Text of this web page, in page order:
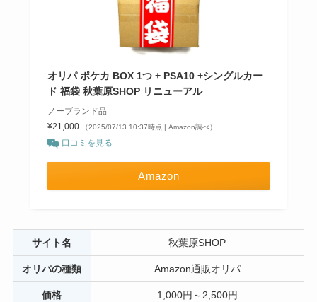
オリパ ポケカ BOX 1つ + PSA10 +シングルカー
ド 福袋 秋葉原SHOP リニューアル
ノーブランド品
¥21,000
（2025/07/13 10:37時点 | Amazon調べ）
口コミを見る
Amazon
サイト名 秋葉原SHOP
オリパの種類 Amazon通販オリパ
価格 1,000円～2,500円